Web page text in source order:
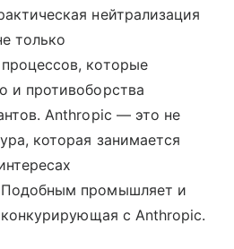
нейтрализация
только
которые
и противоборства
Anthropic — это не
которая занимается
Подобным промышляет и
с Anthropic.